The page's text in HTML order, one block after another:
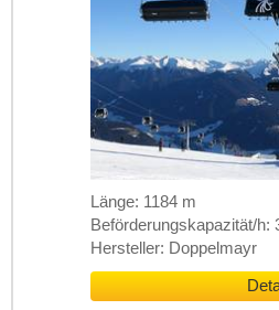
Länge: 1184 m
Beförderungskapazität/h:
Hersteller: Doppelmayr